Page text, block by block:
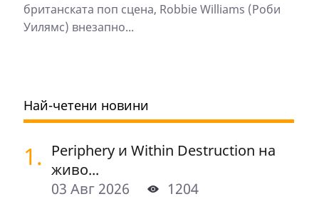
британската поп сцена, Robbie Williams (Роби
Уилямс) внезапно...
Най-четени новини
1. Periphery и Within Destruction на
живо...
03 Авг 2026
1204